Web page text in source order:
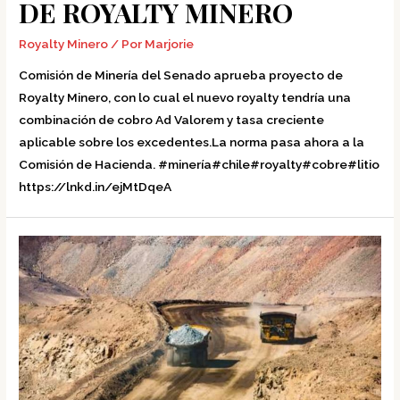
DE ROYALTY MINERO
Royalty Minero / Por Marjorie
Comisión de Minería del Senado aprueba proyecto de
Royalty Minero, con lo cual el nuevo royalty tendría una
combinación de cobro Ad Valorem y tasa creciente
aplicable sobre los excedentes.La norma pasa ahora a la
Comisión de Hacienda. #minería#chile#royalty#cobre#litio
https://lnkd.in/ejMtDqeA